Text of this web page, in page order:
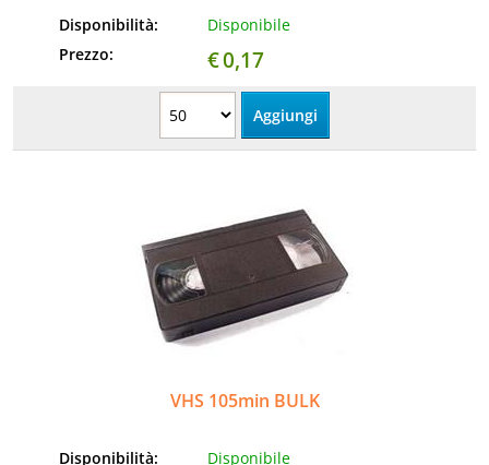
MEDIC
Disponibilità:
Disponibile
Prezzo:
€0,17
VHS 105min BULK
Disponibilità:
Disponibile